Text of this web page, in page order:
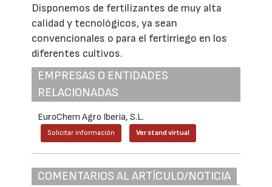
Disponemos de fertilizantes de muy alta
calidad y tecnológicos, ya sean
convencionales o para el fertirriego en los
diferentes cultivos.
EMPRESAS O ENTIDADES
RELACIONADAS
EuroChem Agro Iberia, S.L.
Solicitar información Ver stand virtual
COMENTARIOS AL ARTÍCULO/NOTICIA